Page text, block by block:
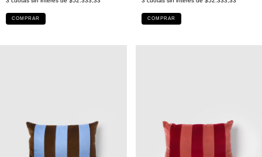
COMPRAR COMPRAR